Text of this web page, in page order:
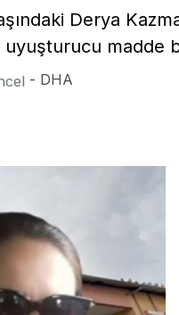
Derya
uyuşturucu madde
- DHA